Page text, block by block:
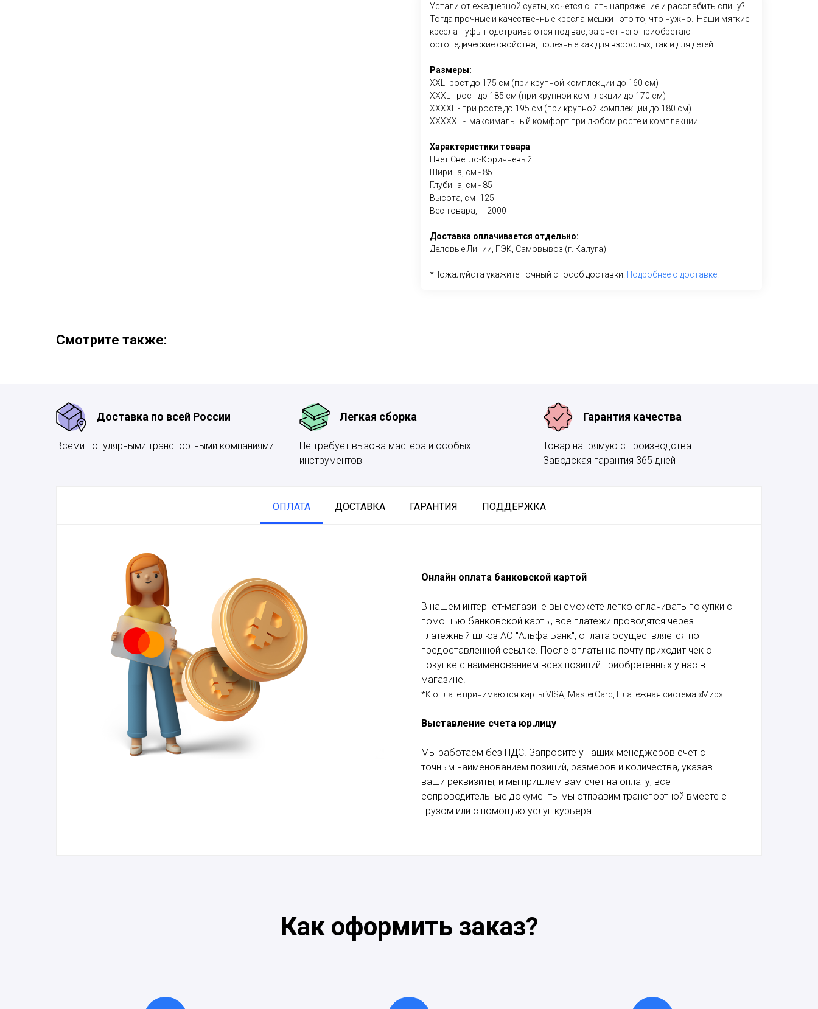
Устали от ежедневной суеты, хочется снять напряжение и расслабить спину?
Тогда прочные и качественные кресла-мешки - это то, что нужно. Наши мягкие
кресла-пуфы подстраиваются под вас, за счет чего приобретают
ортопедические свойства, полезные как для взрослых, так и для детей.
Размеры:
XXL- рост до 175 см (при крупной комплекции до 160 см)
XXXL - рост до 185 см (при крупной комплекции до 170 см)
XXXXL - при росте до 195 см (при крупной комплекции до 180 см)
XXXXXL - максимальный комфорт при любом росте и комплекции
Характеристики товара
Цвет Светло-Коричневый
Ширина, см - 85
Глубина, см - 85
Высота, см -125
Вес товара, г -2000
Доставка оплачивается отдельно:
Деловые Линии, ПЭК, Самовывоз (г. Калуга)
*Пожалуйста укажите точный способ доставки. Подробнее о доставке.
Смотрите также:
Доставка по всей России
Всеми популярными транспортными компаниями
Легкая сборка
Не требует вызова мастера и особых
инструментов
Гарантия качества
Товар напрямую с производства.
Заводская гарантия 365 дней
ОПЛАТА ДОСТАВКА ГАРАНТИЯ ПОДДЕРЖКА
Онлайн оплата банковской картой
В нашем интернет-магазине вы сможете легко оплачивать покупки с
помощью банковской карты, все платежи проводятся через
платежный шлюз АО "Альфа Банк", оплата осуществляется по
предоставленной ссылке. После оплаты на почту приходит чек о
покупке с наименованием всех позиций приобретенных у нас в
магазине.
*К оплате принимаются карты VISA, MasterCard, Платежная система «Мир».
Выставление счета юр.лицу
Мы работаем без НДС. Запросите у наших менеджеров счет с
точным наименованием позиций, размеров и количества, указав
ваши реквизиты, и мы пришлем вам счет на оплату, все
сопроводительные документы мы отправим транспортной вместе с
грузом или с помощью услуг курьера.
Как оформить заказ?